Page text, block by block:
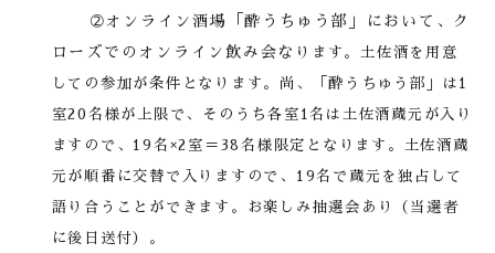
➁オンライン酒場「酔うちゅう部」において、ク
ローズでのオンライン飲み会な ります。 土佐酒を用意
しての参加が条件となります。尚、「酔うちゅう部」は 1
室20 名 様が上限で、そのうち各室 1名は土佐酒蔵元が入り
ますので、 19 名×2 室＝ 38名様限定となります。土佐酒蔵
元が順番に交替で入りますので、 19名で蔵元を独占して
語り合うことができます。お楽しみ抽選会あり（当選者
に後日送付）。